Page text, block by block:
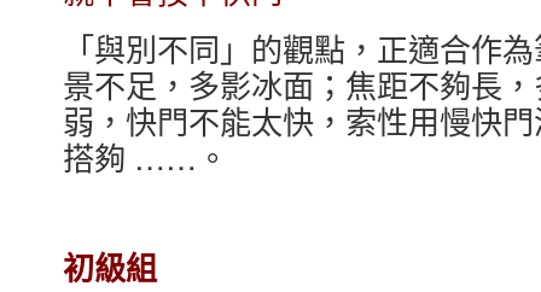
「與別不同」的觀點，正適合作
景不足，多影冰面；焦距不夠長
弱，快門不能太快，索性用慢快
搭夠 ……。
初級組